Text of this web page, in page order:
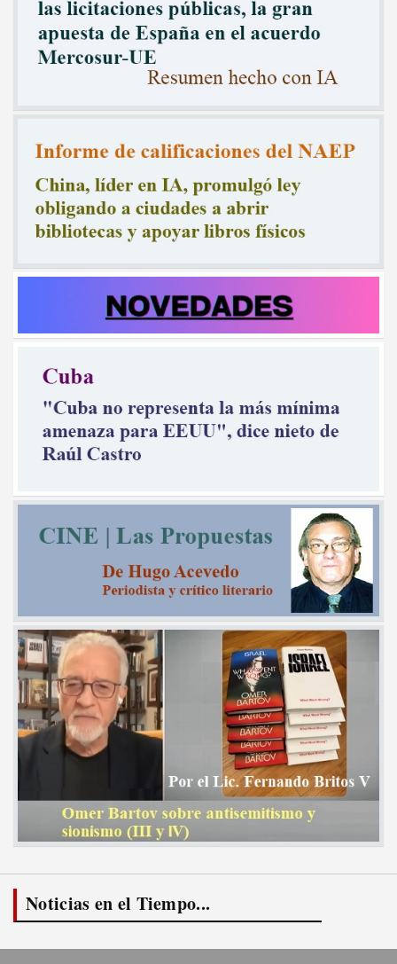
Noticias en el Tiempo...